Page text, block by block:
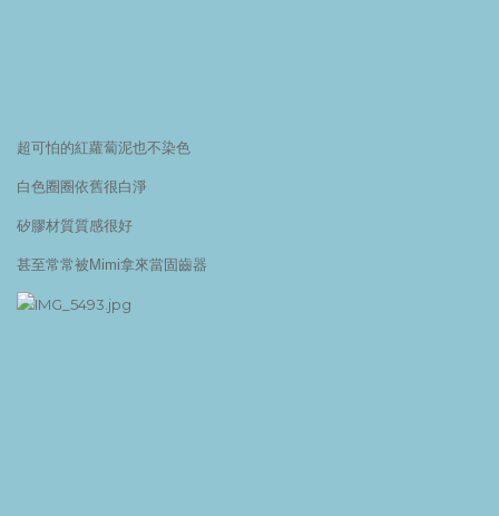
超可怕的紅蘿蔔泥也不染色
白色圈圈依舊很白淨
矽膠材質質感很好
甚至常常被Mimi拿來當固齒器